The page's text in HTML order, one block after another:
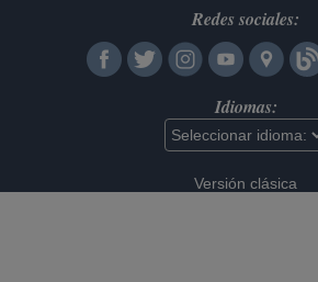
Redes sociales:
Idiomas:
Versión clásica